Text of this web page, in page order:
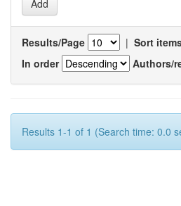
Results/Page | Sort
In order
Authors/
Results 1-1 of 1 (Search time: 0.0